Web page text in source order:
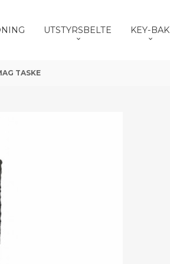
UTSTYRSBELTE KEY-BAK
TASKE